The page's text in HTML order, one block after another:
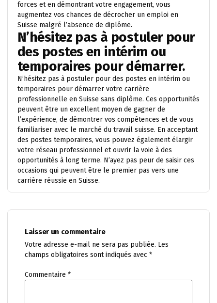
forces et en démontrant votre engagement, vous
augmentez vos chances de décrocher un emploi en
Suisse malgré l’absence de diplôme.
N’hésitez pas à postuler pour
des postes en intérim ou
temporaires pour démarrer.
N’hésitez pas à postuler pour des postes en intérim ou
temporaires pour démarrer votre carrière
professionnelle en Suisse sans diplôme. Ces opportunités
peuvent être un excellent moyen de gagner de
l’expérience, de démontrer vos compétences et de vous
familiariser avec le marché du travail suisse. En acceptant
des postes temporaires, vous pouvez également élargir
votre réseau professionnel et ouvrir la voie à des
opportunités à long terme. N’ayez pas peur de saisir ces
occasions qui peuvent être le premier pas vers une
carrière réussie en Suisse.
Laisser un commentaire
Votre adresse e-mail ne sera pas publiée. Les
champs obligatoires sont indiqués avec *
Commentaire *